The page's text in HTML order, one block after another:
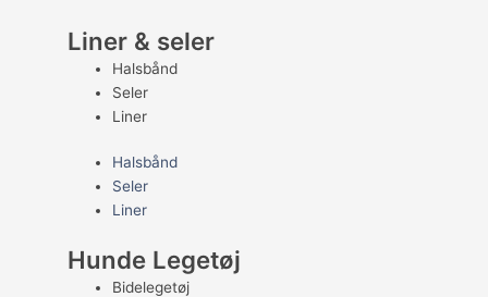
Liner & seler
Halsbånd
Seler
Liner
Halsbånd
Seler
Liner
Hunde Legetøj
Bidelegetøj